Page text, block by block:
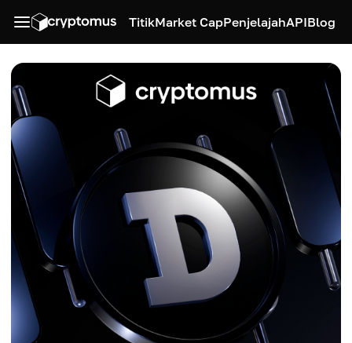
TitikMarket CapPenjelajahAPIBlog